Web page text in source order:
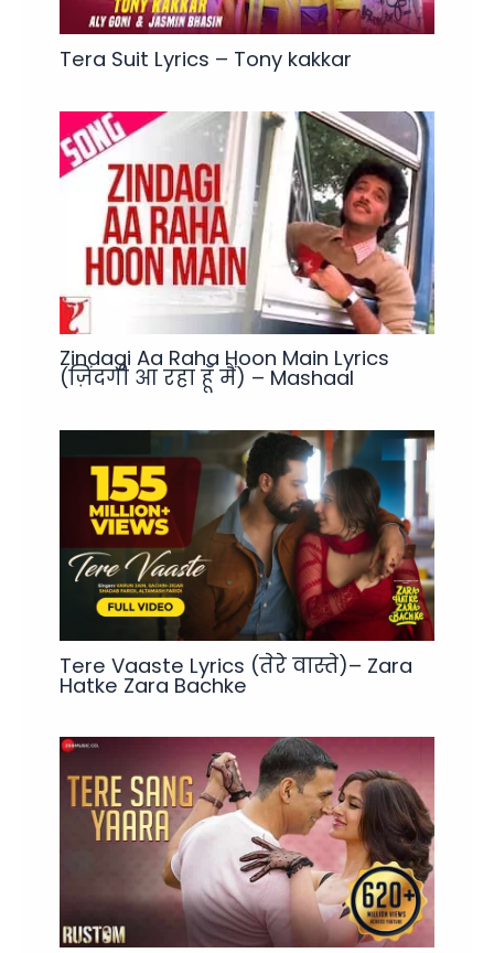
Tera Suit Lyrics – Tony kakkar
Zindagi Aa Raha Hoon Main Lyrics
(ज़िंदगी आ रहा हूँ मैं) – Mashaal
Tere Vaaste Lyrics (तेरे वास्ते)– Zara
Hatke Zara Bachke